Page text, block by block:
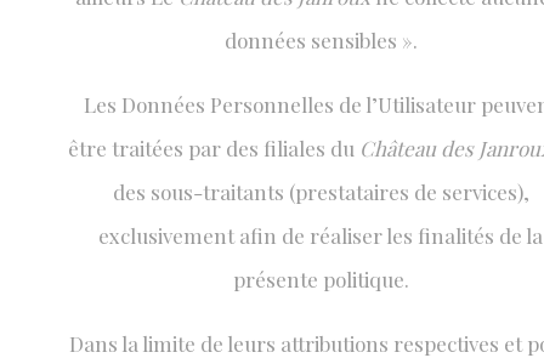
données sensibles ».
Les Données Personnelles de l’Utilisateur
être traitées par des filiales du Château des
des sous-traitants (prestataires de services),
exclusivement afin de réaliser les finalités de la
présente politique.
Dans la limite de leurs attributions respectives et